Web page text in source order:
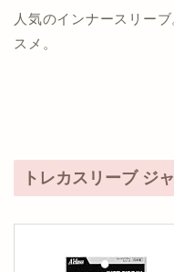
人気のインナースリー
スメ。
トレカスリーブ ジ